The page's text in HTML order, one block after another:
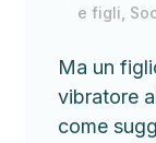
e figli
Ma un
vibratore
come